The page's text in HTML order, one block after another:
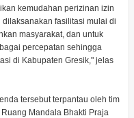
kemudahan perizinan izin
fasilitasi mulai di
masyarakat, dan untuk
percepatan sehingga
di Kabupaten Gresik," jelas
tersebut terpantau oleh tim
Mandala Bhakti Praja